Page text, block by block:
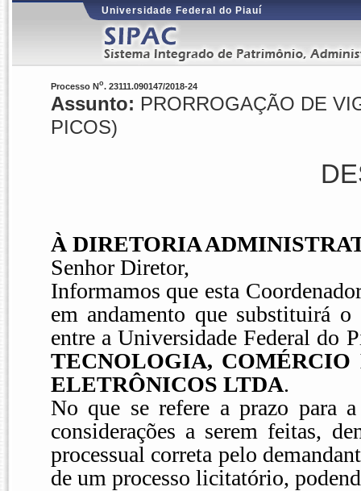
Universidade Federal do Piauí
Processo No. 23111.090147/2018-24
Assunto: PRORROGAÇÃO DE
PICOS)
À DIRETORIA
Senhor Diretor,
Informamos que esta
em andamento que substituirá
entre a Universidade Federal do
TECNOLOGIA, COMÉRCIO
ELETRÔNICOS LTDA.
No que se refere a prazo para
considerações a serem feitas,
processual correta pelo
de um processo licitatório,